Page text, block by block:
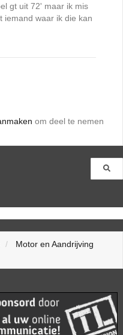
gt uit 72' maar ik mis
iemand waar ik die kan
om deel te nemen
Motor en Aandrijving